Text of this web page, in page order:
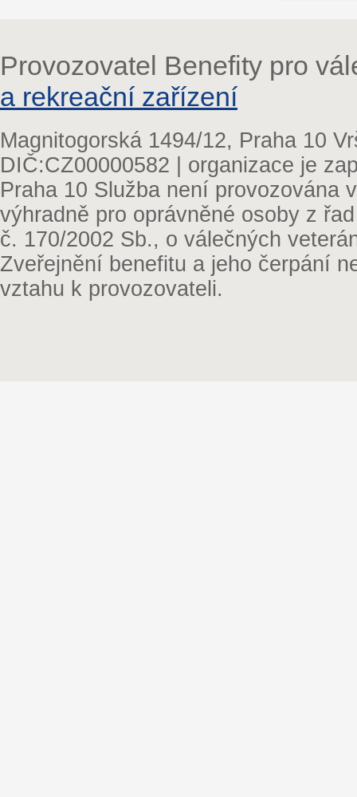
Provozovatel Benefity pro
a rekreační zařízení
Magnitogorská 1494/12, Praha 10
DIČ:CZ00000582 | organizace je
Praha 10 Služba není provozována
výhradně pro oprávněné osoby z
č. 170/2002 Sb., o válečných
Zveřejnění benefitu a jeho čerpání
vztahu k provozovateli.